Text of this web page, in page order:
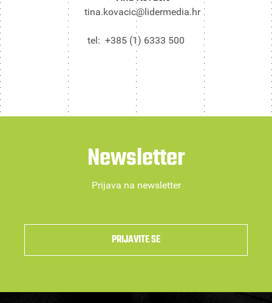
tina.kovacic@lidermedia.hr
tel: +385 (1) 6333 500
Newsletter
Prijava na newsletter
PRIJAVITE SE